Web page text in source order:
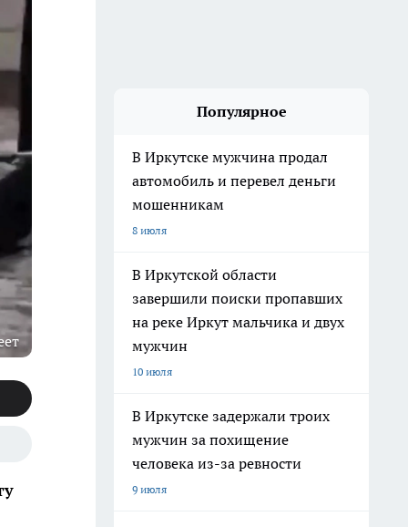
Популярное
В Иркутске мужчина продал
автомобиль и перевел деньги
мошенникам
8 июля
В Иркутской области
завершили поиски пропавших
на реке Иркут мальчика и двух
мужчин
10 июля
В Иркутске задержали троих
мужчин за похищение
человека из-за ревности
9 июля